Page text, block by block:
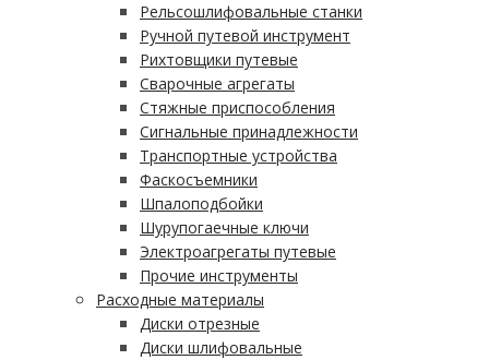
Рельсошлифовальные станки
Ручной путевой инструмент
Рихтовщики путевые
Сварочные агрегаты
Стяжные приспособления
Сигнальные принадлежности
Транспортные устройства
Фаскосъемники
Шпалоподбойки
Шурупогаечные ключи
Электроагрегаты путевые
Прочие инструменты
Расходные материалы
Диски отрезные
Диски шлифовальные